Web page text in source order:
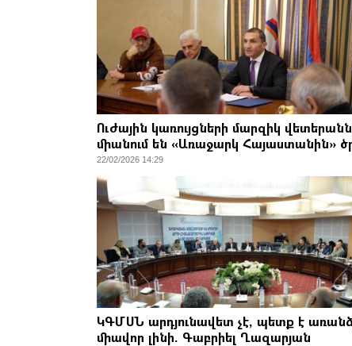
Ուժային կառույցների մարզիկ
միանում են «Առաջարկ Հայաստանին»
22/02/2026 14:29
ԿԳՄՍՆ արդյունավետ չէ, պետք է
միավոր լինի. Գաբրիել Ղազարյան